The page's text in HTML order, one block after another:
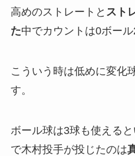
高めのストレートと スト
た中でカウントは0ボール
こういう時は低めに変化
す。
ボール球は3球も使える
で木村投手が投じたのは